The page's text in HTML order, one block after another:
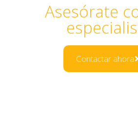
Asesórate
Contactar ahora